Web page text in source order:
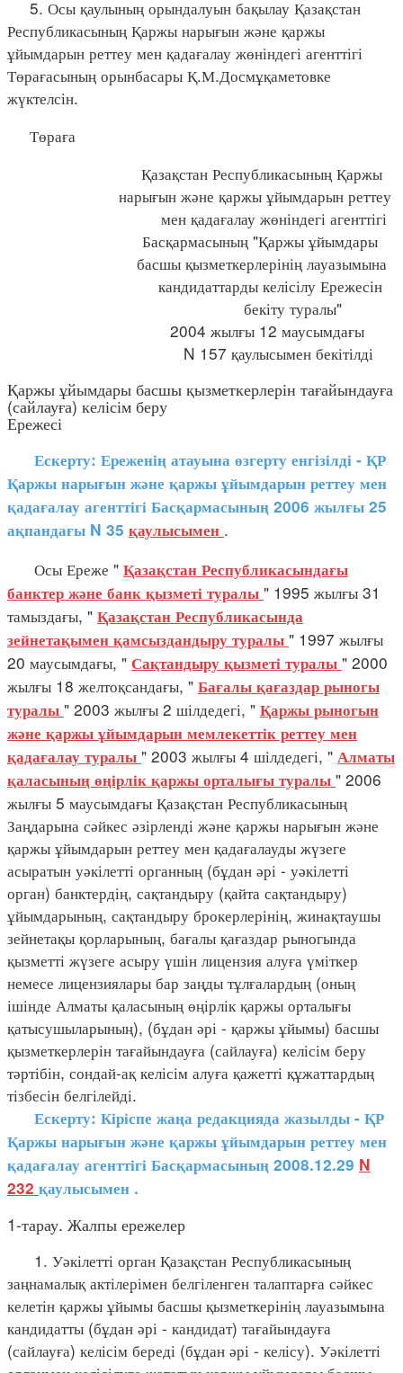
5. Осы қаулының орындалуын бақылау Қазақстан
Республикасының Қаржы нарығын және қаржы
ұйымдарын реттеу мен қадағалау жөніндегі агенттігі
Төрағасының орынбасары Қ.М.Досмұқаметовке
жүктелсін.
Төраға
Қазақстан Республикасының Қаржы
нарығын және қаржы ұйымдарын реттеу
мен қадағалау жөніндегі агенттігі
Басқармасының "Қаржы ұйымдары
басшы қызметкерлерінің лауазымына
кандидаттарды келісілу Ережесін
бекіту туралы"
2004 жылғы 12 маусымдағы
N 157 қаулысымен бекітілді
Қаржы ұйымдары басшы қызметкерлерін тағайындауға
(сайлауға) келісім беру
Ережесі
Ескерту: Ереженің атауына өзгерту енгізілді - ҚР
Қаржы нарығын және қаржы ұйымдарын реттеу мен
қадағалау агенттігі Басқармасының 2006 жылғы 25
ақпандағы N 35 қаулысымен .
Осы Ереже " Қазақстан Республикасындағы
банктер және банк қызметі туралы " 1995 жылғы 31
тамыздағы, " Қазақстан Республикасында
зейнетақымен қамсыздандыру туралы " 1997 жылғы
20 маусымдағы, " Сақтандыру қызметі туралы " 2000
жылғы 18 желтоқсандағы, " Бағалы қағаздар рыногы
туралы " 2003 жылғы 2 шілдедегі, " Қаржы рыногын
және қаржы ұйымдарын мемлекеттік реттеу мен
қадағалау туралы " 2003 жылғы 4 шілдедегі, " Алматы
қаласының өңірлік қаржы орталығы туралы " 2006
жылғы 5 маусымдағы Қазақстан Республикасының
Заңдарына сәйкес әзірленді және қаржы нарығын және
қаржы ұйымдарын реттеу мен қадағалауды жүзеге
асыратын уәкілетті органның (бұдан әрі - уәкілетті
орган) банктердің, сақтандыру (қайта сақтандыру)
ұйымдарының, сақтандыру брокерлерінің, жинақтаушы
зейнетақы қорларының, бағалы қағаздар рыногында
қызметті жүзеге асыру үшін лицензия алуға үміткер
немесе лицензиялары бар заңды тұлғалардың (оның
ішінде Алматы қаласының өңірлік қаржы орталығы
қатысушыларының), (бұдан әрі - қаржы ұйымы) басшы
қызметкерлерін тағайындауға (сайлауға) келісім беру
тәртібін, сондай-ақ келісім алуға қажетті құжаттардың
тізбесін белгілейді.
Ескерту: Кіріспе жаңа редакцияда жазылды - ҚР
Қаржы нарығын және қаржы ұйымдарын реттеу мен
қадағалау агенттігі Басқармасының 2008.12.29 N
232 қаулысымен .
1-тарау. Жалпы ережелер
1. Уәкілетті орган Қазақстан Республикасының
заңнамалық актілерімен белгіленген талаптарға сәйкес
келетін қаржы ұйымы басшы қызметкерінің лауазымына
кандидатты (бұдан әрі - кандидат) тағайындауға
(сайлауға) келісім береді (бұдан әрі - келісу). Уәкілетті